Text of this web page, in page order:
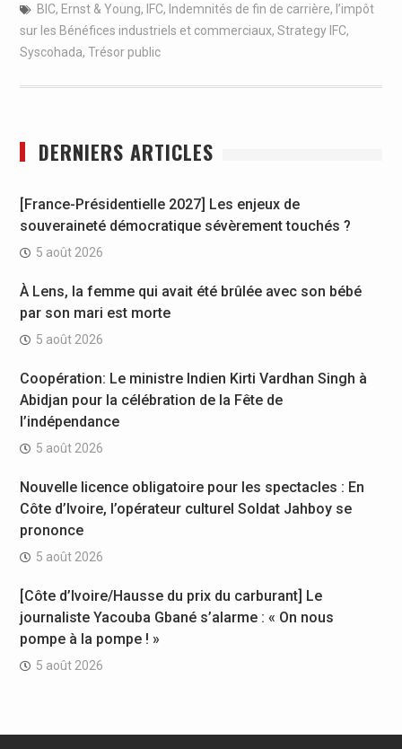
BIC, Ernst & Young, IFC, Indemnités de fin de carrière, l’impôt
sur les Bénéfices industriels et commerciaux, Strategy IFC,
Syscohada, Trésor public
DERNIERS ARTICLES
[France-Présidentielle 2027] Les enjeux de
souveraineté démocratique sévèrement touchés ?
5 août 2026
À Lens, la femme qui avait été brûlée avec son bébé
par son mari est morte
5 août 2026
Coopération: Le ministre Indien Kirti Vardhan Singh à
Abidjan pour la célébration de la Fête de
l’indépendance
5 août 2026
Nouvelle licence obligatoire pour les spectacles : En
Côte d’Ivoire, l’opérateur culturel Soldat Jahboy se
prononce
5 août 2026
[Côte d’Ivoire/Hausse du prix du carburant] Le
journaliste Yacouba Gbané s’alarme : « On nous
pompe à la pompe ! »
5 août 2026